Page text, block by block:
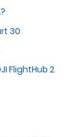
30
FlightHub 2